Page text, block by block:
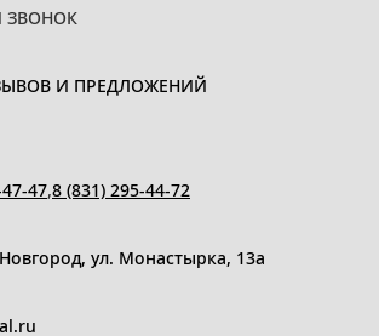
ЗВОНОК
И ПРЕДЛОЖЕНИЙ
47,8 (831) 295-44-72
ул. Монастырка, 13a